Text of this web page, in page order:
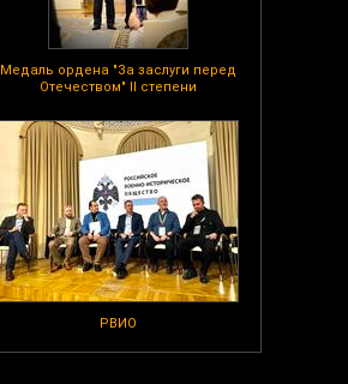
Медаль ордена "За заслуги перед
Отечеством" II степени
РВИО